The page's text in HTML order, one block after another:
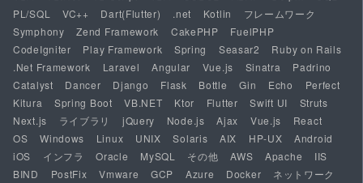
PL/SQL
VC++ Dart(Flutter) .net Kotlin
フレームワーク
Symphony
Zend Framework CakePHP
FuelPHP
CodeIgniter
Play Framework Spring Seasar2
Ruby on Rails
.Net Framework
Laravel Angular Vue.js Sinatra
Padrino
Catalyst
Dancer Django Flask Bottle Gin Echo
Perfect
Kitura
Spring Boot VB.NET Ktor Flutter Swift UI
Struts
Next.js
ライブラリ jQuery Node.js Ajax Vue.js
React
OS
Windows Linux UNIX Solaris AIX HP-UX
Android
iOS
インフラ Oracle MySQL その他 AWS Apache
IIS
BIND
PostFix Vmware GCP Azure Docker
ネットワーク